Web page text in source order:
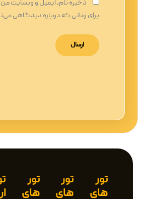
ذخیره نام، ایمیل و وبسایت من
برای زمانی که دوباره دیدگاهی
تور
های
تور
های
تور
های